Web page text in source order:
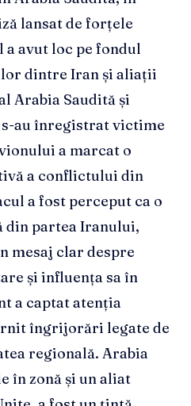
lansat de forțele
avut loc pe fondul
dintre Iran și aliații
Arabia Saudită și
s-au înregistrat victime
a marcat o
a conflictului din
a fost perceput ca o
din partea Iranului,
mesaj clar despre
și influența sa în
a captat atenția
îngrijorări legate de
regională. Arabia
în zonă și un aliat